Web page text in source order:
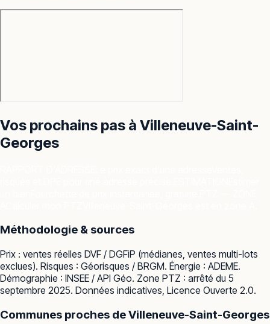
Vos prochains pas à Villeneuve-Saint-
Georges
Méthodologie & sources
Prix : ventes réelles DVF / DGFiP (médianes, ventes multi-lots
exclues). Risques : Géorisques / BRGM. Énergie : ADEME.
Démographie : INSEE / API Géo. Zone PTZ : arrêté du 5
septembre 2025. Données indicatives, Licence Ouverte 2.0.
Communes proches deVilleneuve-Saint-Georges